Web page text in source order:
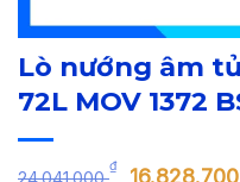
Lò nướng âm
72L MOV 1372
24.041.000
₫
Giá